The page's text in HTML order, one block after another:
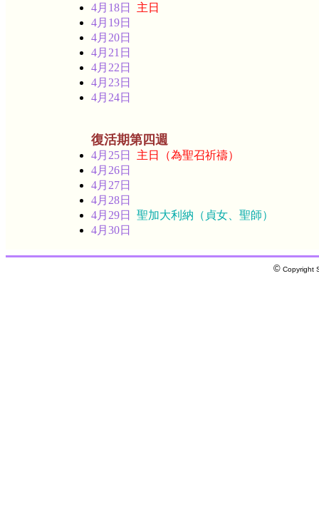
4月18日
主日
4月19日
4月20日
4月21日
4月22日
4月23日
4月24日
復活期第四週
4月25日
主日（為聖召祈禱）
4月26日
4月27日
4月28日
4月29日 聖加大利納（貞女、聖師）
4月30日
© Copyright